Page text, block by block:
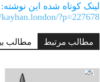
لینک کوتاه شده این نوشته:
?p=227678
مطالب مرتبط مطالب